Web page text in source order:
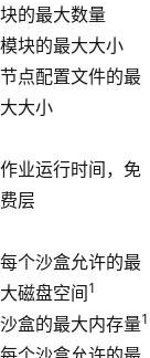
块的最大数量
模块的最大大小
节点配置文件的最
大大小
作业运行时间，免
费层
每个沙盒允许的最
大磁盘空间1
沙盒的最大内存量1